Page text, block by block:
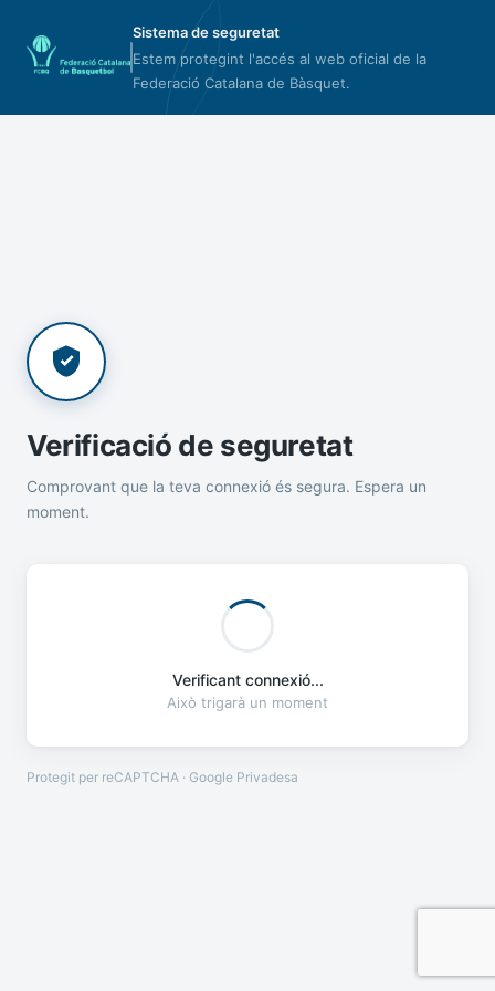
Sistema de seguretat
Estem protegint l'accés al web oficial de la
Federació Catalana de Bàsquet.
Verificació de seguretat
Comprovant que la teva connexió és segura. Espera un
moment.
Verificant connexió...
Això trigarà un moment
Protegit per reCAPTCHA · Google Privadesa